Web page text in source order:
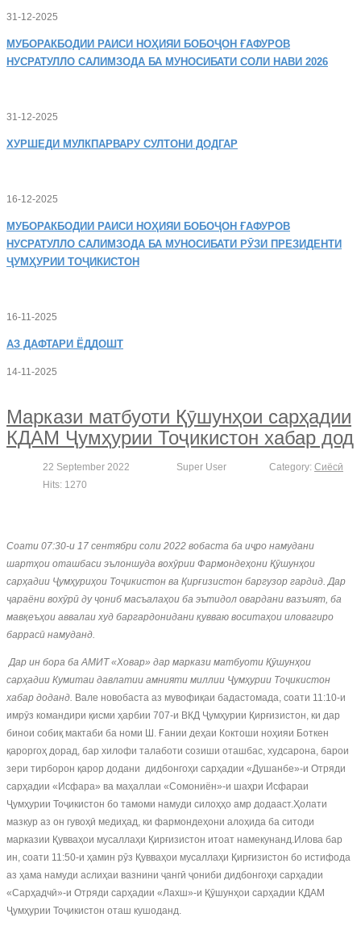
31-12-2025
МУБОРАКБОДИИ РАИСИ НОҲИЯИ БОБОҶОН ҒАФУРОВ
НУСРАТУЛЛО САЛИМЗОДА БА МУНОСИБАТИ СОЛИ НАВИ 2026
31-12-2025
ХУРШЕДИ МУЛКПАРВАРУ СУЛТОНИ ДОДГАР
16-12-2025
МУБОРАКБОДИИ РАИСИ НОҲИЯИ БОБОҶОН ҒАФУРОВ
НУСРАТУЛЛО САЛИМЗОДА БА МУНОСИБАТИ РӮЗИ ПРЕЗИДЕНТИ
ҶУМҲУРИИ ТОҶИКИСТОН
16-11-2025
АЗ ДАФТАРИ ЁДДОШТ
14-11-2025
Маркази матбуоти Қӯшунҳои сарҳадии
КДАМ Ҷумҳурии Тоҷикистон хабар дод
22 September 2022 Super User Category: Сиёсӣ
Hits: 1270
Соати 07:30-и 17 сентябри соли 2022 вобаста ба иҷро намудани
шартҳои оташбаси эълоншуда вохӯрии Фармондеҳони Қӯшунҳои
сарҳадии Ҷумҳуриҳои Тоҷикистон ва Қирғизистон баргузор гардид. Дар
ҷараёни вохӯрӣ ду ҷониб масъалаҳои ба эътидол овардани вазъият, ба
мавқеъҳои аввалаи худ баргардонидани қувваю воситаҳои иловагиро
баррасӣ намуданд.
Дар ин бора ба АМИТ «Ховар» дар маркази матбуоти Қӯшунҳои
сарҳадии Кумитаи давлатии амнияти миллии Ҷумҳурии Тоҷикистон
хабар доданд. Вале новобаста аз мувофиқаи бадастомада, соати 11:10-и
имрӯз командири қисми ҳарбии 707-и ВКД Ҷумҳурии Қирғизистон, ки дар
бинои собиқ мактаби ба номи Ш. Ғании деҳаи Коктоши ноҳияи Боткен
қароргоҳ дорад, бар хилофи талаботи созиши оташбас, худсарона, барои
зери тирборон қарор додани дидбонгоҳи сарҳадии «Душанбе»-и Отряди
сарҳадии «Исфара» ва маҳаллаи «Сомониён»-и шаҳри Исфараи
Ҷумҳурии Тоҷикистон бо тамоми намуди силоҳҳо амр додааст.Ҳолати
мазкур аз он гувоҳӣ медиҳад, ки фармондеҳони алоҳида ба ситоди
марказии Қувваҳои мусаллаҳи Қирғизистон итоат намекунанд.Илова бар
ин, соати 11:50-и ҳамин рӯз Қувваҳои мусаллаҳи Қирғизистон бо истифода
аз ҳама намуди аслиҳаи вазнини ҷангӣ ҷониби дидбонгоҳи сарҳадии
«Сарҳадчӣ»-и Отряди сарҳадии «Лахш»-и Қӯшунҳои сарҳадии КДАМ
Ҷумҳурии Тоҷикистон оташ кушоданд.